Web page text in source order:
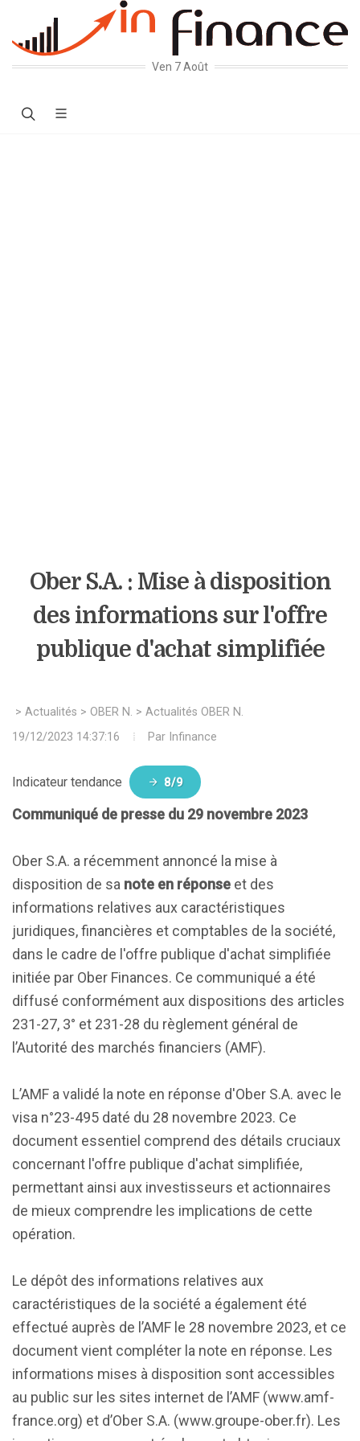
Ven 7 Août
Ober S.A. : Mise à disposition
des informations sur l'offre
publique d'achat simplifiée
> Actualités > OBER N. > Actualités OBER N.
19/12/2023 14:37:16
Par Infinance
Indicateur tendance 8/9
Communiqué de presse du 29 novembre 2023
Ober S.A. a récemment annoncé la mise à
disposition de sa note en réponse et des
informations relatives aux caractéristiques
juridiques, financières et comptables de la société,
dans le cadre de l'offre publique d'achat simplifiée
initiée par Ober Finances. Ce communiqué a été
diffusé conformément aux dispositions des articles
231-27, 3° et 231-28 du règlement général de
l’Autorité des marchés financiers (AMF).
L’AMF a validé la note en réponse d'Ober S.A. avec le
visa n°23-495 daté du 28 novembre 2023. Ce
document essentiel comprend des détails cruciaux
concernant l'offre publique d'achat simplifiée,
permettant ainsi aux investisseurs et actionnaires
de mieux comprendre les implications de cette
opération.
Le dépôt des informations relatives aux
caractéristiques de la société a également été
effectué auprès de l’AMF le 28 novembre 2023, et ce
document vient compléter la note en réponse. Les
informations mises à disposition sont accessibles
au public sur les sites internet de l’AMF (www.amf-
france.org) et d’Ober S.A. (www.groupe-ober.fr). Les